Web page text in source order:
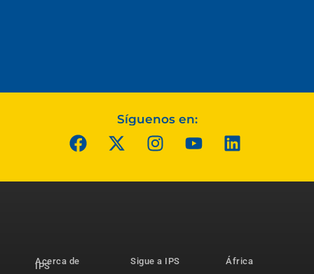
Síguenos en:
Acerca de
IPS
Sigue a IPS
África